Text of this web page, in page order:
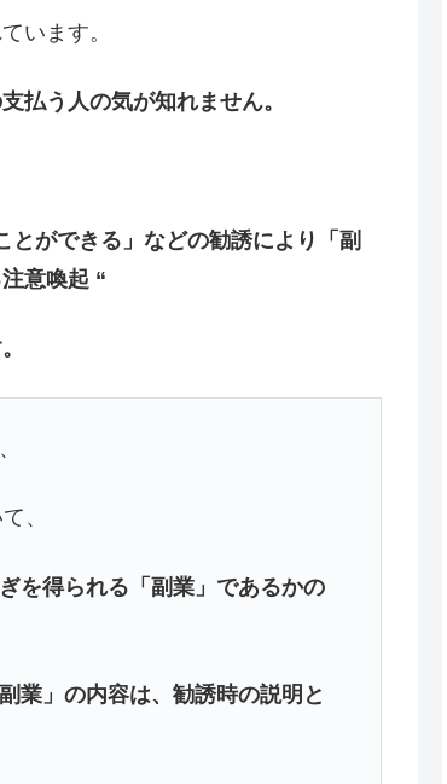
います。
払う人の気が知れません。
ができる」などの勧誘により「副
意喚起 “
、
を得られる「副業」であるかの
業」の内容は、勧誘時の説明と